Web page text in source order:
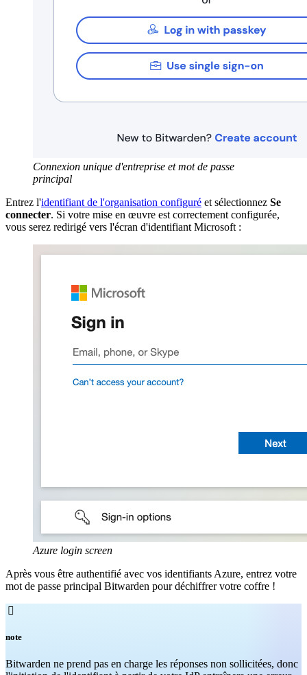
Connexion unique d'entreprise et mot de passe
principal
Entrez l'identifiant de l'organisation configuré et sélectionnez Se
connecter. Si votre mise en œuvre est correctement configurée,
vous serez redirigé vers l'écran d'identifiant Microsoft :
Azure login screen
Après vous être authentifié avec vos identifiants Azure, entrez votre
mot de passe principal Bitwarden pour déchiffrer votre coffre !

note
Bitwarden ne prend pas en charge les réponses non sollicitées, donc